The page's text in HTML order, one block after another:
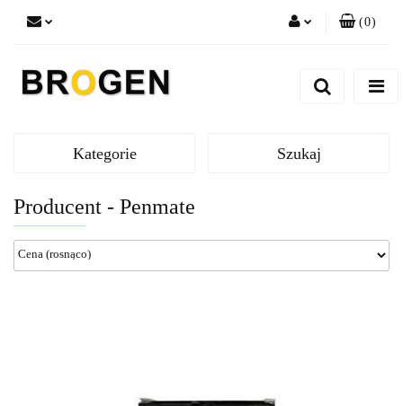
Zgody cookies
(0)
Kategorie Szukaj
Producent - Penmate